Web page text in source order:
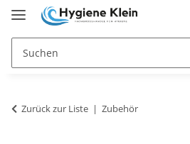
Zurück zur Liste Zubehör